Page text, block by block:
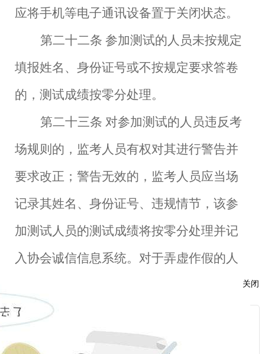
应将手机等电子通讯设备置于关闭状态。
第二十二条 参加测试的人员未按规定
填报姓名、身份证号或不按规定要求答卷
的，测试成绩按零分处理。
第二十三条 对参加测试的人员违反考
场规则的，监考人员有权对其进行警告并
要求改正；警告无效的，监考人员应当场
记录其姓名、身份证号、违规情节，该参
加测试人员的测试成绩将按零分处理并记
入协会诚信信息系统。对于弄虚作假的人
2年内不接受其测
试申请。
附则
关闭